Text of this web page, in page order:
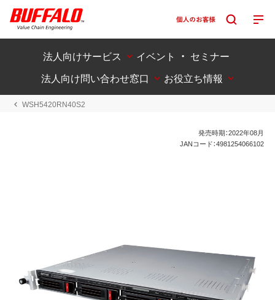
法人向けサービス
イベント ・ セミナー
法人向け問い合わせ窓口
お役立ち情報
WSH5420RN40S2
発売時期：2022年08月
JANコード：4981254066102